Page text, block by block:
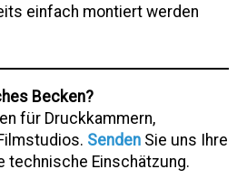
einfach montiert werden
Becken?
für Druckkammern,
SendenSie uns Ihre
technische Einschätzung.